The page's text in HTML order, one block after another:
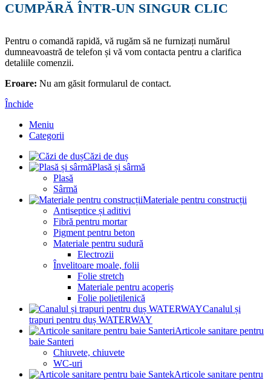
CUMPĂRĂ ÎNTR-UN SINGUR CLIC
Pentru o comandă rapidă, vă rugăm să ne furnizați numărul
dumneavoastră de telefon și vă vom contacta pentru a clarifica
detaliile comenzii.
Eroare: Nu am găsit formularul de contact.
Închide
Meniu
Categorii
Căzi de duș
Plasă și sârmă
Plasă
Sârmă
Materiale pentru construcții
Antiseptice și aditivi
Fibră pentru mortar
Pigment pentru beton
Materiale pentru sudură
Electrozii
Învelitoare moale, folii
Folie stretch
Materiale pentru acoperiș
Folie polietilenică
Canalul și
trapuri pentru duș WATERWAY
Articole sanitare pentru
baie Santeri
Chiuvete, chiuvete
WC-uri
Articole sanitare pentru